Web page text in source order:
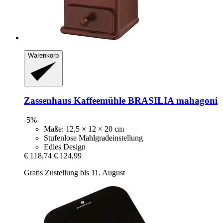
Warenkorb
Zassenhaus Kaffeemühle BRASILIA mahagoni
-5%
Maße: 12,5 × 12 × 20 cm
Stufenlose Mahlgradeinstellung
Edles Design
€ 118,74 € 124,99
Gratis Zustellung bis 11. August